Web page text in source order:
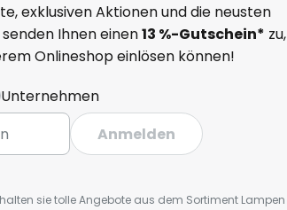
exklusiven Aktionen und die neusten
Ihnen einen13 %-Gutschein* zu,
Onlineshop einlösen können!
Unternehmen
Anmelden
sie tolle Angebote aus dem Sortiment Lampen